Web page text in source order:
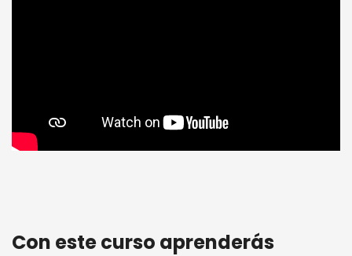
Con este curso aprenderás